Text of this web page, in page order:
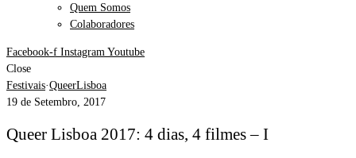
Quem Somos
Colaboradores
Facebook-f Instagram Youtube
Close
Festivais·QueerLisboa
19 de Setembro, 2017
Queer Lisboa 2017: 4 dias, 4 filmes – I